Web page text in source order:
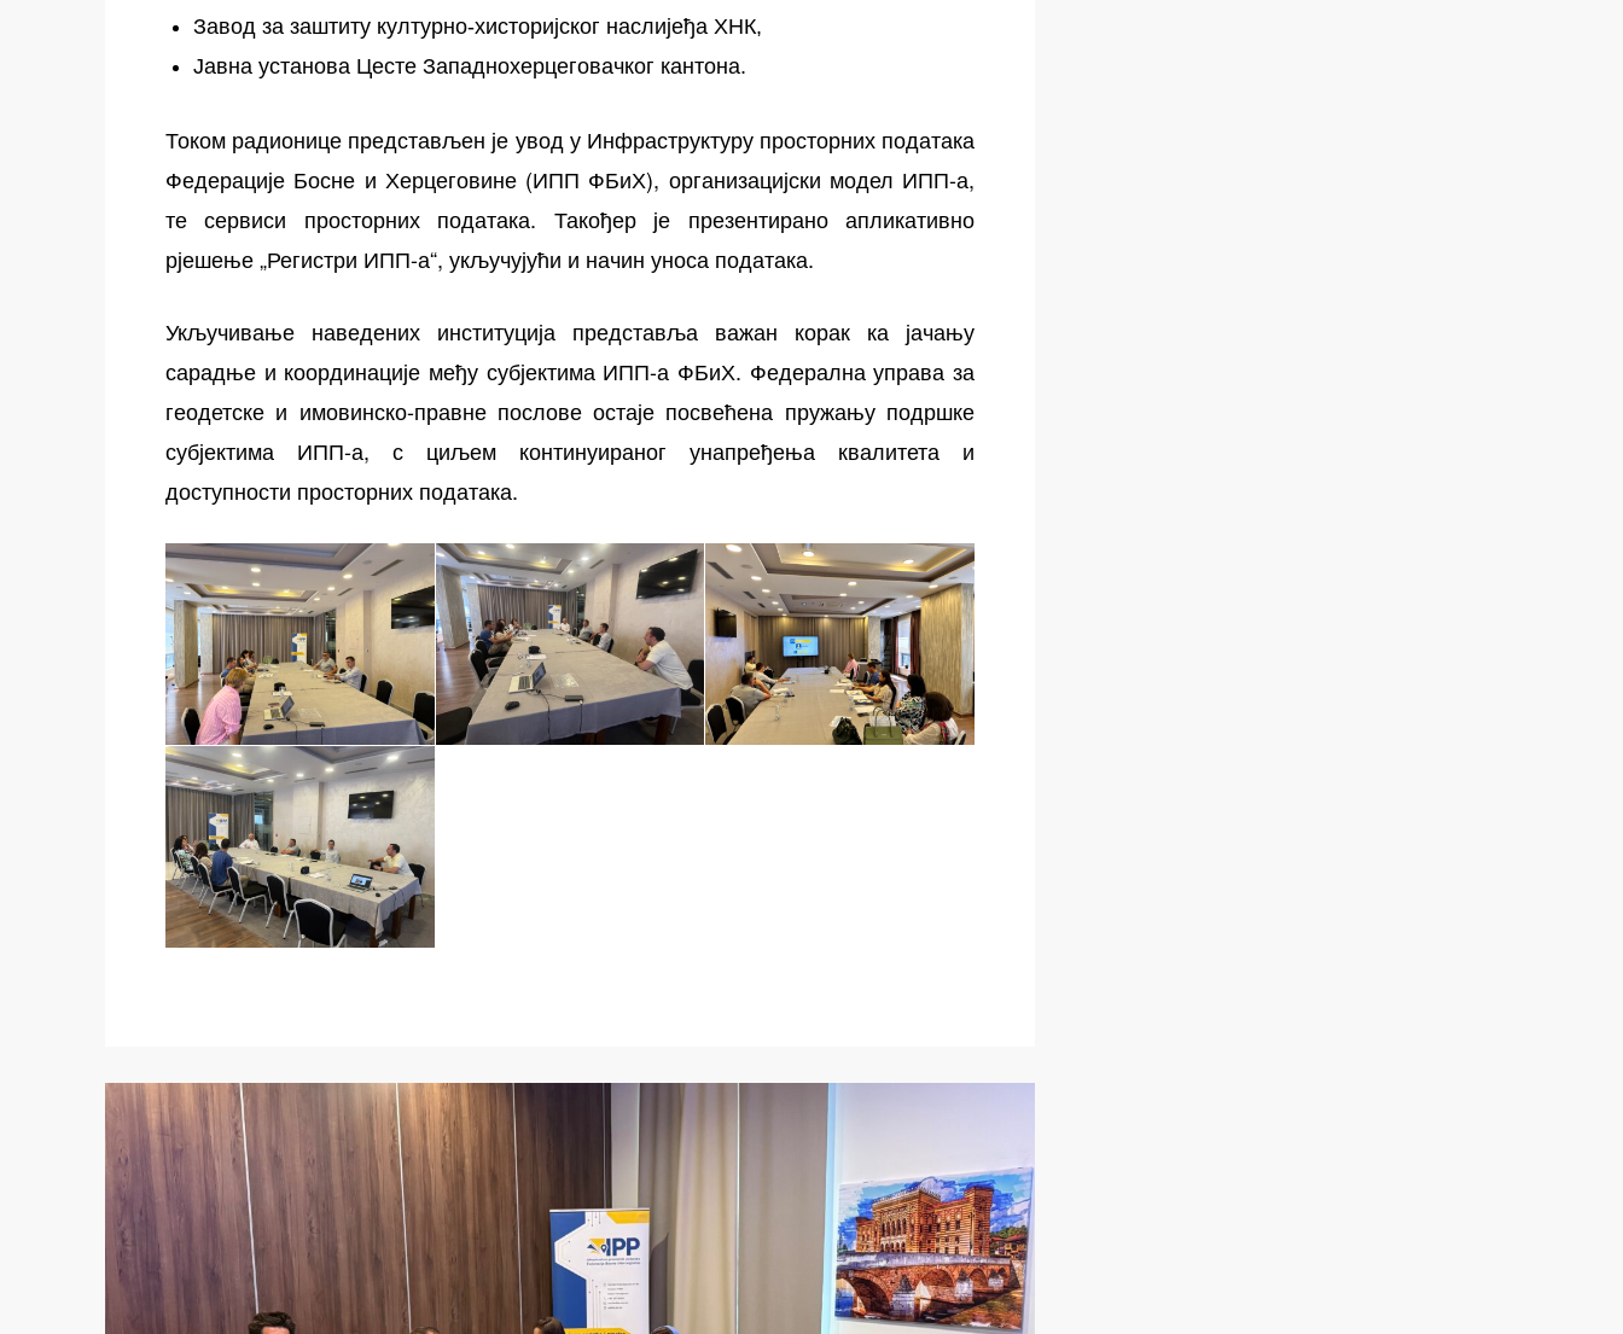
Завод за заштиту културно-хисторијског наслијеђа ХНК,
Јавна установа Цесте Западнохерцеговачког кантона.
Током радионице представљен је увод у Инфраструктуру просторних података
Федерације Босне и Херцеговине (ИПП ФБиХ), организацијски модел ИПП-а,
те сервиси просторних података. Такођер је презентирано апликативно
рјешење „Регистри ИПП-а“, укључујући и начин уноса података.
Укључивање наведених институција представља важан корак ка јачању
сарадње и координације међу субјектима ИПП-а ФБиХ. Федерална управа за
геодетске и имовинско-правне послове остаје посвећена пружању подршке
субјектима ИПП-а, с циљем континуираног унапређења квалитета и
доступности просторних података.